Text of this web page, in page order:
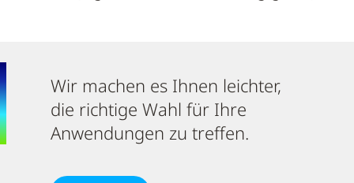
Wir machen es Ihnen leichter,
die richtige Wahl für Ihre
Anwendungen zu treffen.